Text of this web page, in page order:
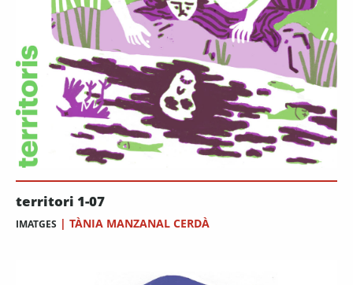
territori 1-07
IMATGES | TÀNIA MANZANAL CERDÀ